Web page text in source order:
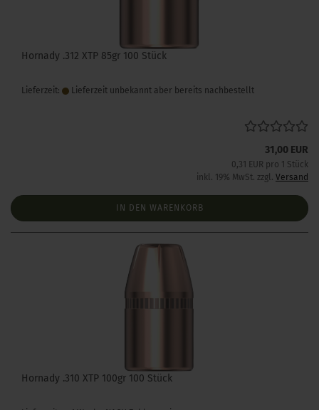
Hornady .312 XTP 85gr 100 Stück
Lieferzeit: Lieferzeit unbekannt aber bereits nachbestellt
31,00 EUR
0,31 EUR pro 1 Stück
inkl. 19% MwSt. zzgl. Versand
IN DEN WARENKORB
Hornady .310 XTP 100gr 100 Stück